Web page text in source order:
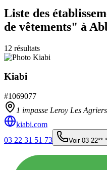
Liste des
de vêtements" à
12 résultats
Kiabi
#1069077
1 impasse Leroy Les Agriers,
kiabi.com
03 22 31 51 73
Voir 03 22**